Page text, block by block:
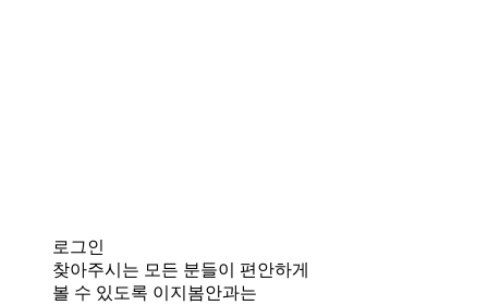
로그인
찾아주시는 모든 분들이 편안하게
볼 수 있도록 이지봄안과는